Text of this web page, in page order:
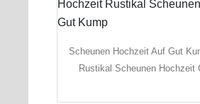
Scheunen Hochzeit Auf Gut
Rustikal Scheunen Hochzeit